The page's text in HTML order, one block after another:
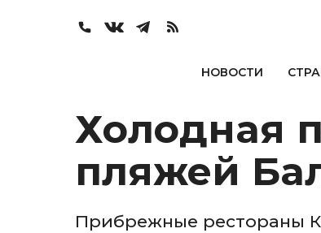
НОВОСТИ
Холодная
пляжей
Прибрежные рестораны